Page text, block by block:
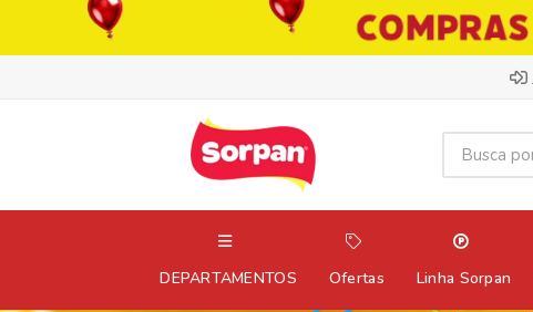
DEPARTAMENTOS Ofertas Linha Sorpan